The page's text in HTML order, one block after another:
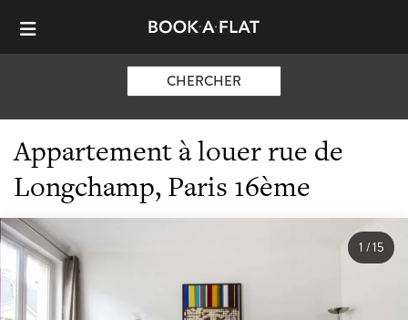
CHERCHER
Appartement à louer rue de
Longchamp, Paris 16ème
1 /15